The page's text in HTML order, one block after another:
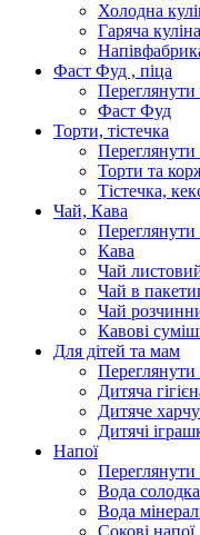
Холодна
Гаряча
Фаст Фуд , піца
Переглянути
Фаст Фуд
Торти, тістечка
Переглянути
Торти та
Тістечка,
Чай, Кава
Переглянути
Кава
Чай
Чай в
Чай
Кавові
Для дітей та мам
Переглянути
Дитяча
Дитяче
Дитячі
Напої
Переглянути
Вода солодка
Вода
Сокові напої